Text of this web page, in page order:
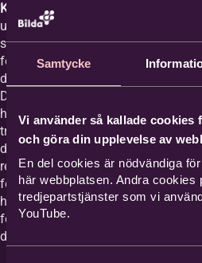
Samtycke
Vi använder så kallade
och göra din upplevelse av
En del cookies är nödvändiga
här webbplatsen. Andra cookies
tredjepartstjänster som vi
YouTube.
Personnummer /
Samordningsnummer*
Förnamn*
Efternamn*
Kursledare:
undervisat i folklig dans och
sedan 2002. Hon har en
folkdans och en masterexamen i
dansdidaktik från
Danshögskolan/Stockholms
högskola, men ser också alla
traditionsbärare på dansgolvet som
del av sin utbildning. Anna
regelbundet på dans- och
folkmusikutbildningar på
högskolor. Hon arbetar även som
forskningsarkivarie på Arkivet för
dans/Svenskt visarkiv.